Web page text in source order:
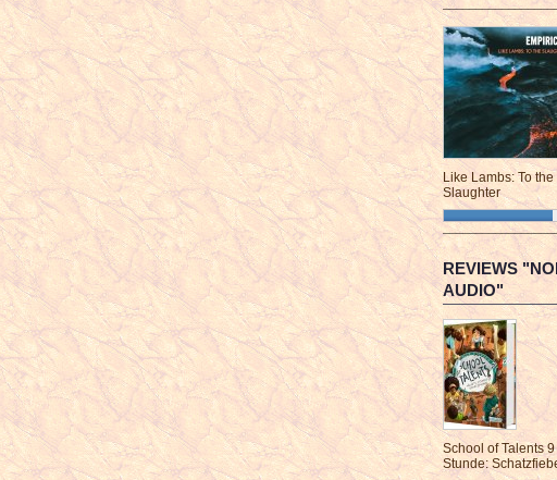
Like Lambs: To the
Slaughter
REVIEWS
AUDIO"
School of Talents
Stunde: